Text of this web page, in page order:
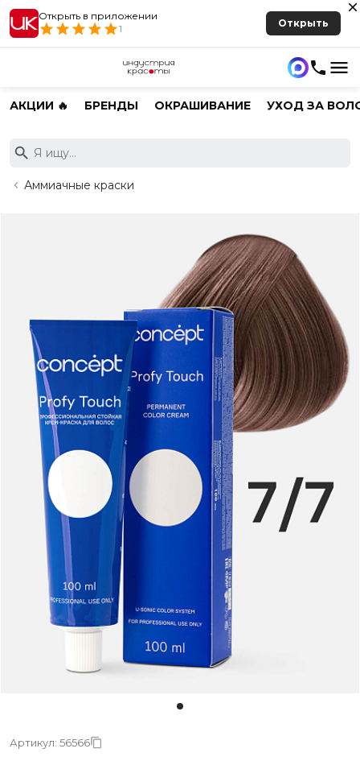
Открыть в приложении
1
Открыть
АКЦИИ 🔥 БРЕНДЫ ОКРАШИВАНИЕ УХОД ЗА
Аммиачные краски
Артикул: 56566